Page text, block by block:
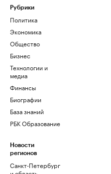
Рубрики
Политика
Экономика
Общество
Бизнес
Технологии и
медиа
Финансы
Биографии
База знаний
РБК Образование
Новости
регионов
Санкт-Петербург